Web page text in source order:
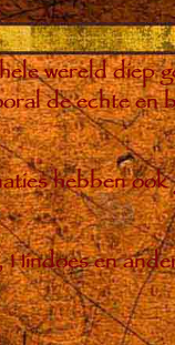
wereld diep
de echte en
hebben
en